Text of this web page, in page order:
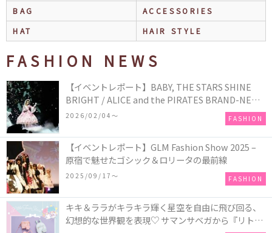
BAG
ACCESSORIES
HAT
HAIR STYLE
FASHION NEWS
【イベントレポート】BABY, THE STARS SHINE
BRIGHT / ALICE and the PIRATES BRAND-NEW
COLLECTION in TOKYO
2026/02/04〜 FASHION
【イベントレポート】GLM Fashion Show 2025 –
原宿で魅せたゴシック＆ロリータの最前線
2025/09/17〜 FASHION
キキ＆ララがキラキラ輝く星空を自由に飛び回る、
幻想的な世界観を表現♡ サマンサベガから『リトル